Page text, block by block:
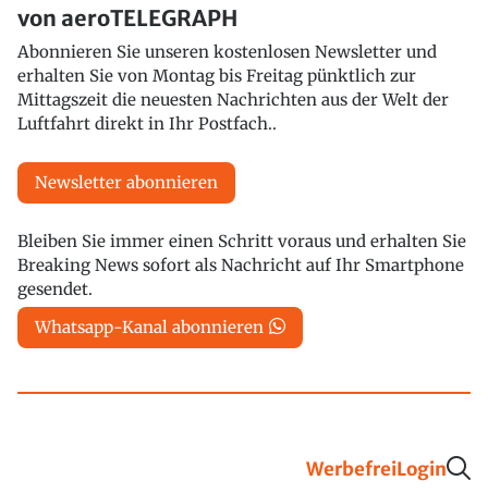
von aeroTELEGRAPH
Abonnieren Sie unseren kostenlosen Newsletter und
erhalten Sie von Montag bis Freitag pünktlich zur
Mittagszeit die neuesten Nachrichten aus der Welt der
Luftfahrt direkt in Ihr Postfach..
Newsletter abonnieren
Bleiben Sie immer einen Schritt voraus und erhalten Sie
Breaking News sofort als Nachricht auf Ihr Smartphone
gesendet.
Whatsapp-Kanal abonnieren
WerbefreiLogin